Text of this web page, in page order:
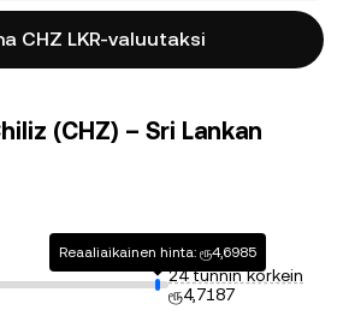
CHZ LKR-valuutaksi
(CHZ) – Sri Lankan
Reaaliaikainen hinta: ரூ4,6985
24 tunnin korkein
ரூ4,7187